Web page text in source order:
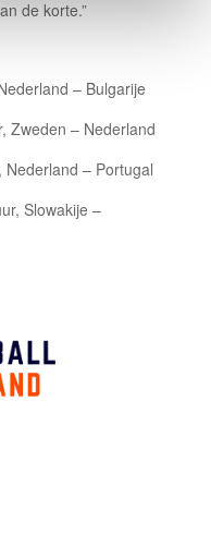
de korte.”
– Bulgarije
Zweden – Nederland
Nederland – Portugal
Slowakije –